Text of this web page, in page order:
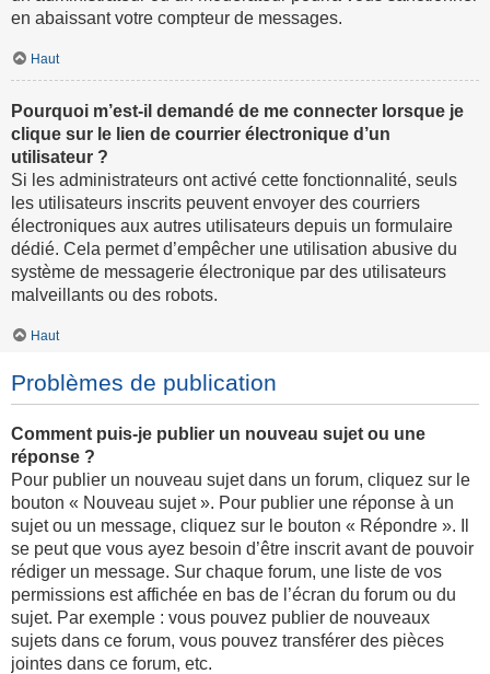
en abaissant votre compteur de messages.
Haut
Pourquoi m’est-il demandé de me connecter lorsque je
clique sur le lien de courrier électronique d’un
utilisateur ?
Si les administrateurs ont activé cette fonctionnalité, seuls
les utilisateurs inscrits peuvent envoyer des courriers
électroniques aux autres utilisateurs depuis un formulaire
dédié. Cela permet d’empêcher une utilisation abusive du
système de messagerie électronique par des utilisateurs
malveillants ou des robots.
Haut
Problèmes de publication
Comment puis-je publier un nouveau sujet ou une
réponse ?
Pour publier un nouveau sujet dans un forum, cliquez sur le
bouton « Nouveau sujet ». Pour publier une réponse à un
sujet ou un message, cliquez sur le bouton « Répondre ». Il
se peut que vous ayez besoin d’être inscrit avant de pouvoir
rédiger un message. Sur chaque forum, une liste de vos
permissions est affichée en bas de l’écran du forum ou du
sujet. Par exemple : vous pouvez publier de nouveaux
sujets dans ce forum, vous pouvez transférer des pièces
jointes dans ce forum, etc.